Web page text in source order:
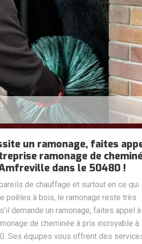
un ramonage, faites
ramonage de
dans le 50480 !
de chauffage et surtout en ce qui
poêles à bois, le ramonage reste très
demande un ramonage, faites appel
de cheminée à prix incroyable à
Ses équipes vous offrent des